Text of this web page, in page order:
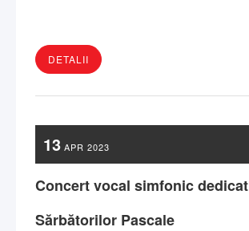
DETALII
13 APR 2023
Concert vocal simfonic dedicat
Sărbătorilor Pascale